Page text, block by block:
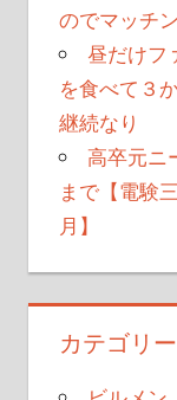
のでマッチ
昼だけフ
を食べて３
継続なり
高卒元ニ
まで【電験
月】
カテゴリー